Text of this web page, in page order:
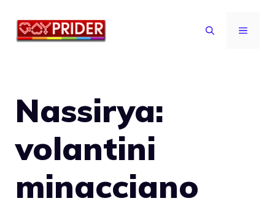
MENU
Nassirya:
volantini
minacciano